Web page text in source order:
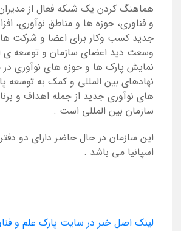
هماهنگ کردن یک شبکه فعال از
و فناوری، حوزه ها و مناطق نوآوری،
جدید کسب وکار برای اعضا و شرکت
وسعت دید اعضای سازمان و توسعه ی
نمایش پارک ها و حوزه های نوآوری
نهادهای بین المللی و کمک به توسعه
های نوآوری جدید از جمله اهداف و
سازمان بین المللی است .
این سازمان در حال حاضر دارای دو
اسپانیا می باشد .
لینک اصل خبر در سایت پارک علم و